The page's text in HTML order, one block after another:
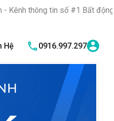
#1 Bất động sản quận Tân
Hệ 0916.997.297